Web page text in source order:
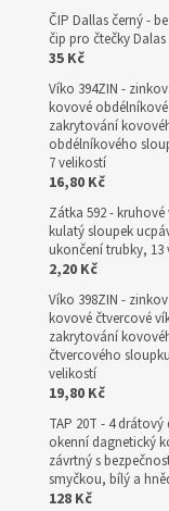
ČIP Dallas černý -
čip pro čtečky Dalas
35 Kč
Víko 394ZIN -
kovové
zakrytování
obdélníkového
7 velikostí
16,80 Kč
Zátka 592 -
kulatý sloupek
ukončení trubky, 13
2,20 Kč
Víko 398ZIN -
kovové čtvercové
zakrytování
čtvercového
velikostí
19,80 Kč
TAP 20T - 4 drátový
okenní dagnetický
závrtný s
smyčkou, bílý a
128 Kč